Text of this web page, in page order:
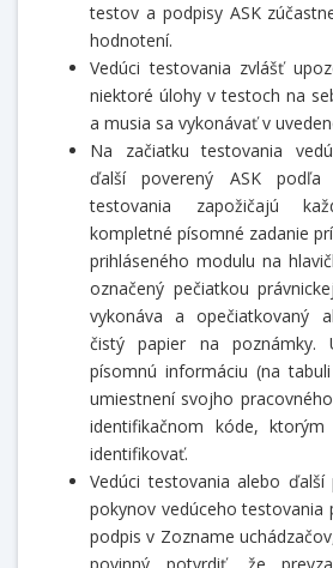
testov a podpisy ASK
hodnotení.
Vedúci testovania zvlášť
niektoré úlohy v testoch na
a musia sa vykonávať v
Na začiatku testovania
ďalší poverený ASK podľa
testovania zapožičajú
kompletné písomné zadanie
prihláseného modulu na
označený pečiatkou
vykonáva a opečiatkovaný
čistý papier na poznámky.
písomnú informáciu (na
umiestnení svojho
identifikačnom kóde,
identifikovať.
Vedúci testovania alebo ďalší
pokynov vedúceho testovania
podpis v Zozname